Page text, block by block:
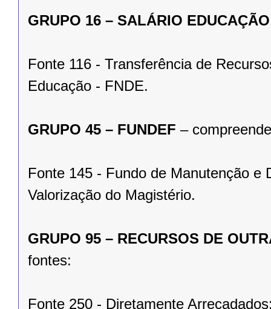
GRUPO 16 – SALÁRIO EDUCAÇÃO
Fonte 116 - Transferência de
Educação - FNDE.
GRUPO 45 – FUNDEF –
Fonte 145 - Fundo de Manutenção e
Valorização do Magistério.
GRUPO 95 – RECURSOS DE
fontes:
Fonte 250 - Diretamente